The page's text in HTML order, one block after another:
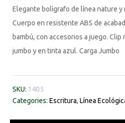
Elegante bolígrafo de línea nature y
Cuerpo en resistente ABS de
bambú, con accesorios a juego.
jumbo y en tinta azul. Carga Jumbo
SKU: 1405
Categories: Escritura, Línea